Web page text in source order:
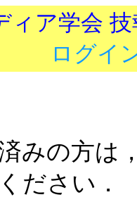
ィア学会
ログイ
みの方は
ださい．